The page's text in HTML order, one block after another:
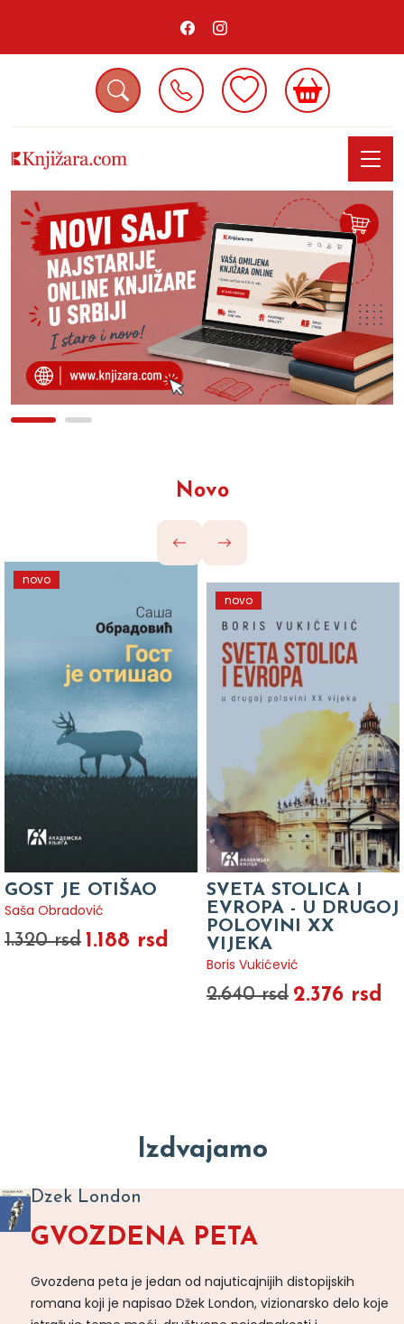
Novo
novo
GOST JE OTIŠAO
Saša Obradović
1.320 rsd 1.188 rsd
novo
SVETA STOLICA I
EVROPA - U DRUGOJ
POLOVINI XX
VIJEKA
Boris Vukićević
2.640 rsd 2.376 rsd
Izdvajamo
Dzek London
GVOZDENA PETA
Gvozdena peta je jedan od najuticajnijih distopijskih
romana koji je napisao Džek London, vizionarsko delo koje